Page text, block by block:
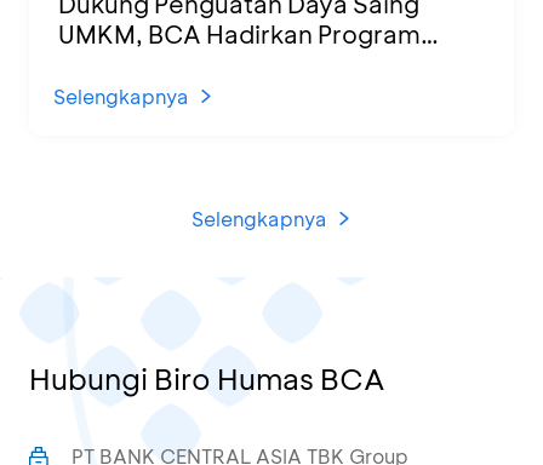
UMKM, BCA Hadirkan Program
di KCU Tanjung Priok
Selengkapnya
Selengkapnya
Hubungi Biro Humas BCA
PT BANK CENTRAL ASIA TBK Group